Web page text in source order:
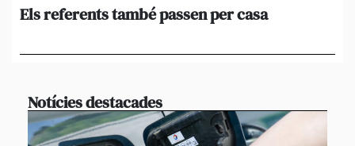
Els referents també passen per casa
Notícies destacades